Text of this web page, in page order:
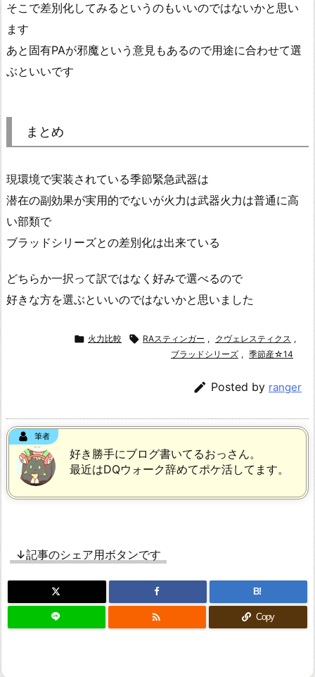
そこで差別化してみるというのもいいのではないかと思い
ます
あと固有PAが邪魔という意見もあるので用途に合わせて選
ぶといいです
まとめ
現環境で実装されている季節緊急武器は
潜在の副効果が実用的でないが火力は武器火力は普通に高
い部類で
ブラッドシリーズとの差別化は出来ている
どちらか一択って訳ではなく好みで選べるので
好きな方を選ぶといいのではないかと思いました
 火力比較  RAスティンガー , クヴェレスティクス ,
ブラッドシリーズ , 季節産☆14
 Posted by ranger
筆者
好き勝手にブログ書いてるおっさん。
最近はDQウォーク辞めてポケ活してます。
↓記事のシェア用ボタンです
B!
 Copy